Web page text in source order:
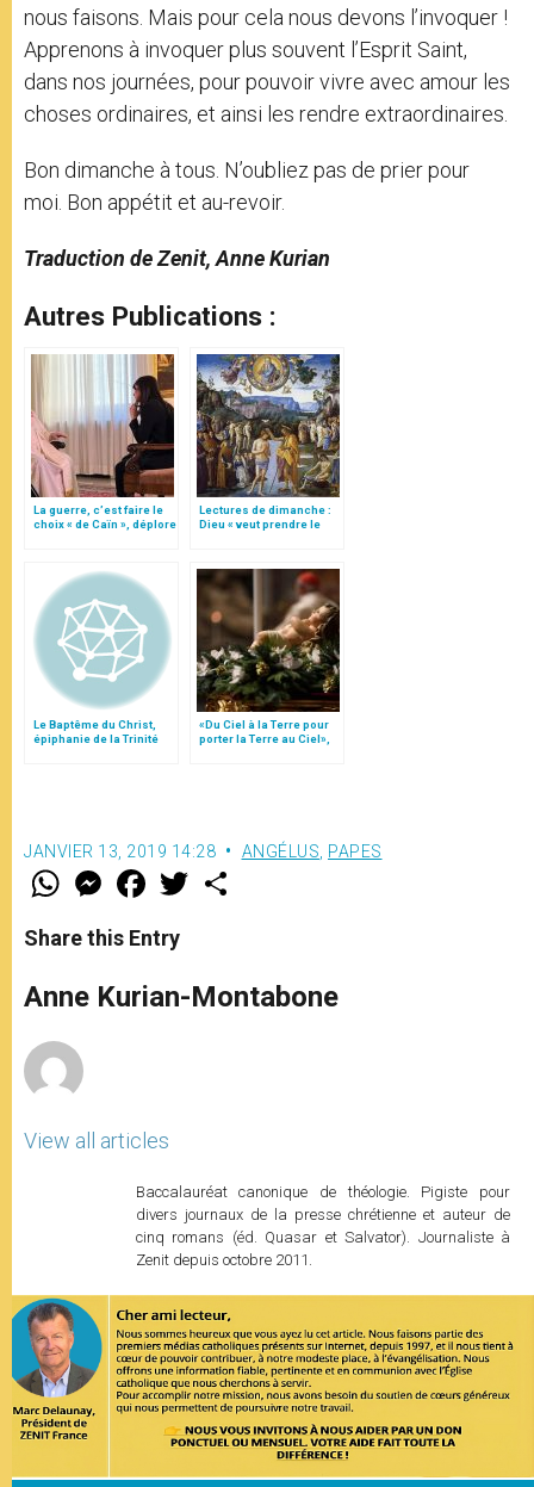
nous faisons. Mais pour cela nous devons l’invoquer !
Apprenons à invoquer plus souvent l’Esprit Saint,
dans nos journées, pour pouvoir vivre avec amour les
choses ordinaires, et ainsi les rendre extraordinaires.
Bon dimanche à tous. N’oubliez pas de prier pour
moi. Bon appétit et au-revoir.
Traduction de Zenit, Anne Kurian
Autres Publications :
La guerre, c’est faire le
choix « de Caïn », déplore
Lectures de dimanche :
Dieu « veut prendre le
Le Baptême du Christ,
épiphanie de la Trinité
«Du Ciel à la Terre pour
porter la Terre au Ciel»,
JANVIER 13, 2019 14:28 ANGÉLUS PAPES
W
t
s
p
p
M
e
s
e
g
e
F
a
e
b
o
k
w
r
Share this Entry
Anne Kurian-Montabone
View all articles
Baccalauréat canonique de théologie. Pigiste pour
divers journaux de la presse chrétienne et auteur de
cinq romans (éd. Quasar et Salvator). Journaliste à
Zenit depuis octobre 2011.